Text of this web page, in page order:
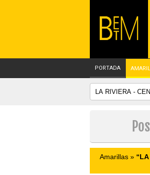
PORTADA
Amarillas »